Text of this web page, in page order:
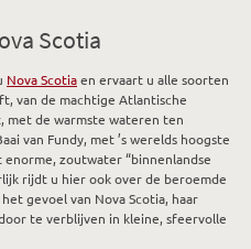
Scotia
Nova Scotiaen ervaart u alle soorten
van de machtige Atlantische
met de warmste wateren ten
van Fundy, met ’s werelds hoogste
zoutwater “binnenlandse
rijdt u hier ook over de beroemde
gevoel van Nova Scotia, haar
te verblijven in kleine, sfeervolle